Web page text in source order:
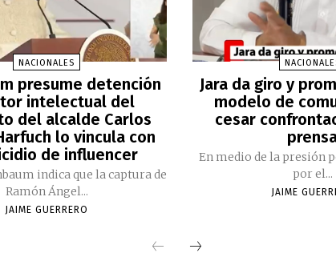
NACIONALES
presume detención
intelectual del
del alcalde Carlos
lo vincula con
de influencer
indica que la captura de
Ramón Ángel...
JAIME GUERRERO
Jara da giro y
modelo de
cesar
En medio de la presión
por el...
JAIME